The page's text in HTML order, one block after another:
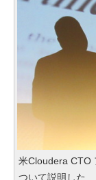
米Cloudera CTO
ついて説明した